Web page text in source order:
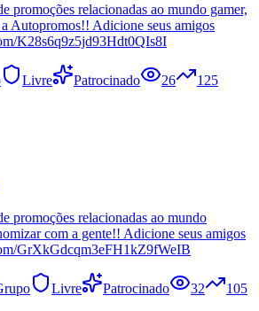
promoções relacionadas ao mundo gamer,
Autopromos!! Adicione seus amigos
K28s6q9z5jd93Hdt0QIs8I
Livre Patrocinado 26 125
promoções relacionadas ao mundo
com a gente!! Adicione seus amigos
GrXkGdcqm3eFH1kZ9fWeIB
Livre Patrocinado 32 105